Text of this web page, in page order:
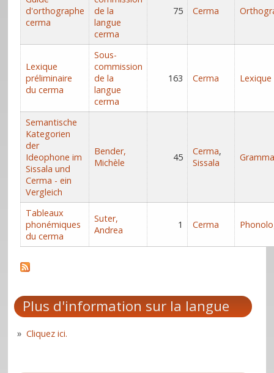
d'orthographe
cerma
de la
langue
cerma
75 Cerma
Lexique
préliminaire
du cerma
Sous-
commission
de la
langue
cerma
163 Cerma Lexique
Semantische
Kategorien
der
Ideophone im
Sissala und
Cerma - ein
Vergleich
Bender,
Michèle
45
Cerma,
Sissala
Tableaux
phonémiques
du cerma
Suter,
Andrea
1 Cerma
Plus d'information sur la langue
Cliquez ici.